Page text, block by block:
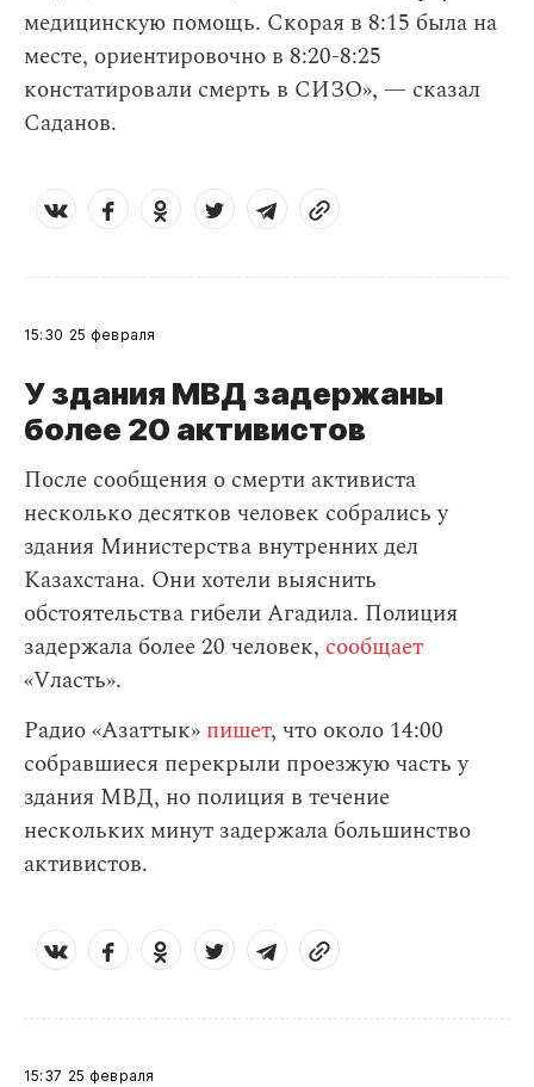
медицинскую помощь. Скорая в 8:15 была на
месте, ориентировочно в 8:20-8:25
констатировали смерть в СИЗО», — сказал
Саданов.
15:30 25 февраля
У здания МВД задержаны
более 20 активистов
После сообщения о смерти активиста
несколько десятков человек собрались у
здания Министерства внутренних дел
Казахстана. Они хотели выяснить
обстоятельства гибели Агадила. Полиция
задержала более 20 человек, сообщает
«Vласть».
Радио «Азаттык» пишет, что около 14:00
собравшиеся перекрыли проезжую часть у
здания МВД, но полиция в течение
нескольких минут задержала большинство
активистов.
15:37 25 февраля